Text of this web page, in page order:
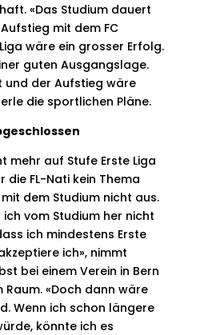
«Das Studium dauert
mit dem FC
wäre ein grosser Erfolg.
guten Ausgangslage.
und der Aufstieg wäre
die sportlichen Pläne.
mehr auf Stufe Erste Liga
FL-Nati kein Thema
dem Studium nicht aus.
vom Studium her nicht
ich mindestens Erste
ich», nimmt
bei einem Verein in Bern
Raum. «Doch dann wäre
Wenn ich schon längere
könnte ich es